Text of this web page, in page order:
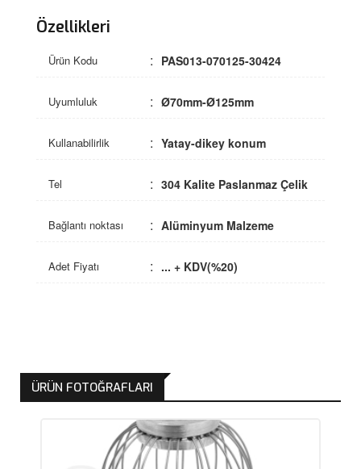
Özellikleri
Ürün Kodu PAS013-070125-30424
Uyumluluk Ø70mm-Ø125mm
Kullanabilirlik Yatay-dikey konum
Tel 304 Kalite Paslanmaz Çelik
Bağlantı noktası Alüminyum Malzeme
Adet Fiyatı ... + KDV(%20)
ÜRÜN FOTOĞRAFLARI